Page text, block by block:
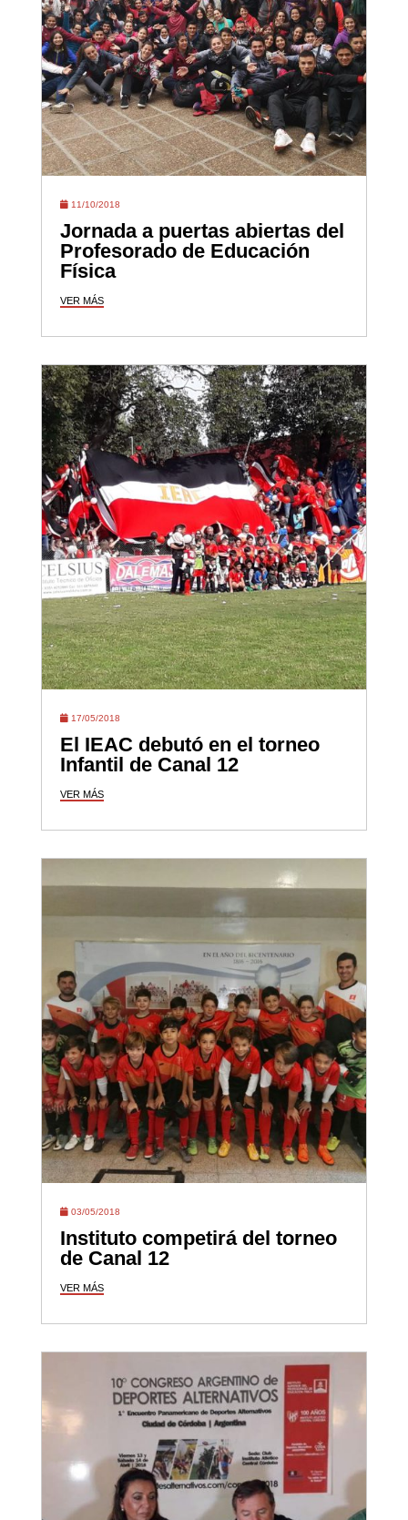
11/10/2018
Jornada a puertas abiertas del
Profesorado de Educación
Física
VER MÁS
17/05/2018
El IEAC debutó en el torneo
Infantil de Canal 12
VER MÁS
03/05/2018
Instituto competirá del torneo
de Canal 12
VER MÁS